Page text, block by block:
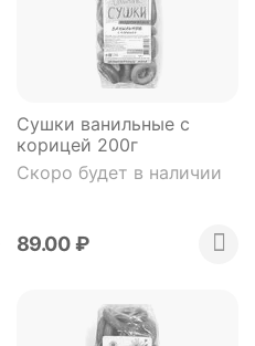
Сушки ванильные с
корицей 200г
Скоро будет в наличии
89.00 ₽